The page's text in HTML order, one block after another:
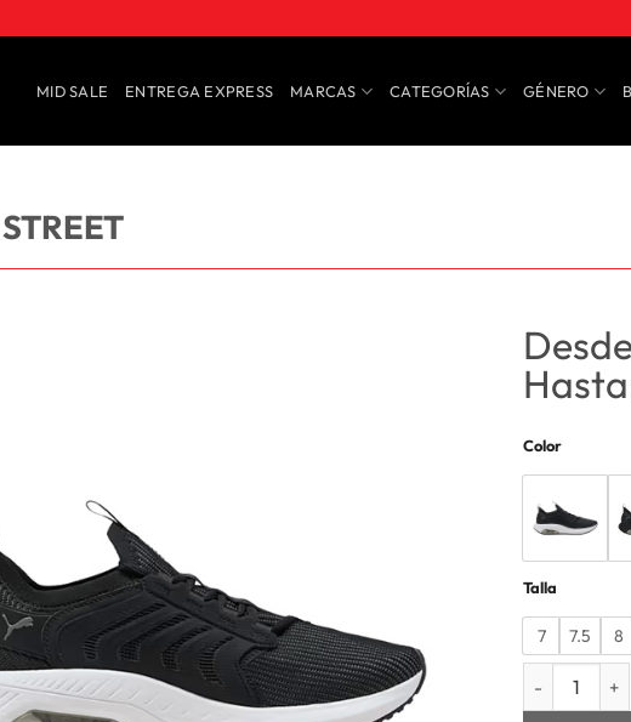
MID SALE ENTREGA EXPRESS MARCAS CATEGORÍAS GÉNERO
Color
Talla
7 7.5 8
HOMBRE